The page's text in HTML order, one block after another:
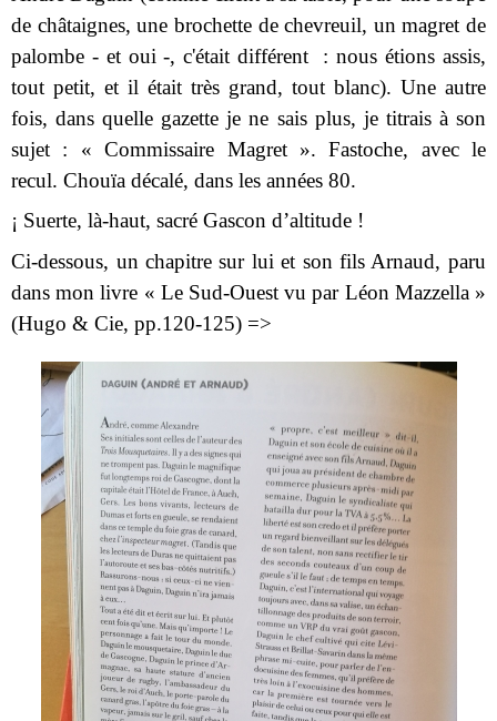
de châtaignes, une brochette de chevreuil, un magret de
palombe - et oui -, c'était différent : nous étions assis,
tout petit, et il était très grand, tout blanc). Une autre
fois, dans quelle gazette je ne sais plus, je titrais à son
sujet : « Commissaire Magret ». Fastoche, avec le
recul. Chouïa décalé, dans les années 80.
¡ Suerte, là-haut, sacré Gascon d’altitude !
Ci-dessous, un chapitre sur lui et son fils Arnaud, paru
dans mon livre « Le Sud-Ouest vu par Léon Mazzella »
(Hugo & Cie, pp.120-125) =>